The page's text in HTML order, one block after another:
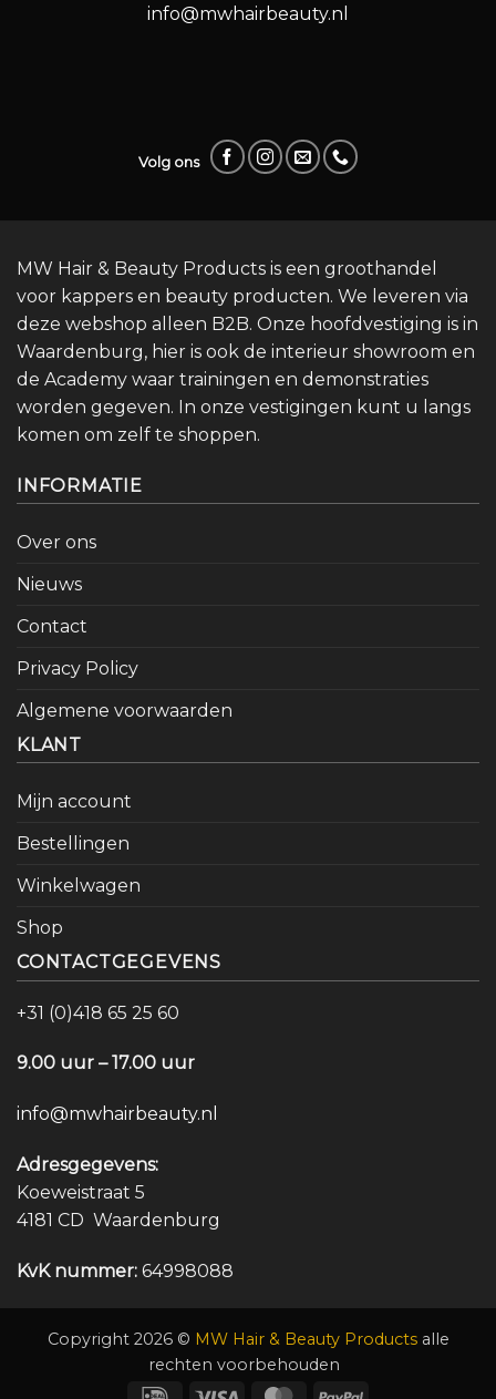
info@mwhairbeauty.nl
Volg ons
MW Hair & Beauty Products is een groothandel
voor kappers en beauty producten. We leveren via
deze webshop alleen B2B. Onze hoofdvestiging is in
Waardenburg, hier is ook de interieur showroom en
de Academy waar trainingen en demonstraties
worden gegeven. In onze vestigingen kunt u langs
komen om zelf te shoppen.
INFORMATIE
Over ons
Nieuws
Contact
Privacy Policy
Algemene voorwaarden
KLANT
Mijn account
Bestellingen
Winkelwagen
Shop
CONTACTGEGEVENS
+31 (0)418 65 25 60
9.00 uur – 17.00 uur
info@mwhairbeauty.nl
Adresgegevens:
Koeweistraat 5
4181 CD Waardenburg
KvK nummer: 64998088
Copyright 2026 © MW Hair & Beauty Productsalle
rechten voorbehouden